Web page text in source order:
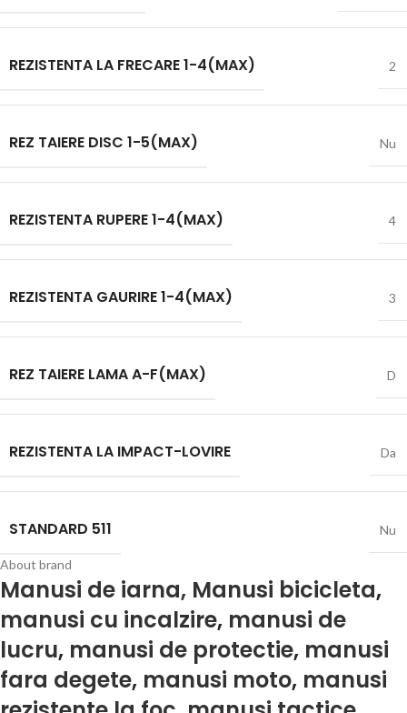
REZISTENTA LA FRECARE 1-4(MAX) 2
REZ TAIERE DISC 1-5(MAX) Nu
REZISTENTA RUPERE 1-4(MAX) 4
REZISTENTA GAURIRE 1-4(MAX) 3
REZ TAIERE LAMA A-F(MAX) D
REZISTENTA LA IMPACT-LOVIRE Da
STANDARD 511 Nu
About brand
Manusi de iarna, Manusi bicicleta,
manusi cu incalzire, manusi de
lucru, manusi de protectie, manusi
fara degete, manusi moto, manusi